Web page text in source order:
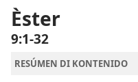
Beibel
Èster
9:1-32
RESÚMEN DI KONTENIDO